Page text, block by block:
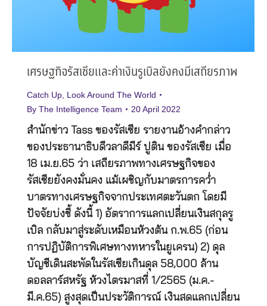
เศรษฐกิจรัสเซียและค่าเงินรูเบิลยังคงมีเสถียรภาพ
Catch Up, Look Around The World
By The Intelligence Team 20 April 2022
สำนักข่าว Tass ของรัสเซีย รายงานอ้างคำกล่าว
ของประธานาธิบดีวลาดีมีร์ ปูติน ของรัสเซีย เมื่อ
18 เม.ย.65 ว่า เสถียรภาพทางเศรษฐกิจของ
รัสเซียยังคงมั่นคง แม้เผชิญกับมาตรการคว่ำ
บาตรทางเศรษฐกิจจากประเทศตะวันตก โดยมี
ปัจจัยบ่งชี้ ดังนี้ 1) อัตราการแลกเปลี่ยนเงินสกุลรู
เบิล กลับมาสู่ระดับเหมือนห้วงต้น ก.พ.65 (ก่อน
การปฏิบัติการพิเศษทางทหารในยูเครน) 2) ดุล
บัญชีเดินสะพัดในรัสเซียเกินดุล 58,000 ล้าน
ดอลลาร์สหรัฐ ห้วงไตรมาสที่ 1/2565 (ม.ค.-
มี.ค.65) สูงสุดเป็นประวัติการณ์ เงินสดแลกเปลี่ยน